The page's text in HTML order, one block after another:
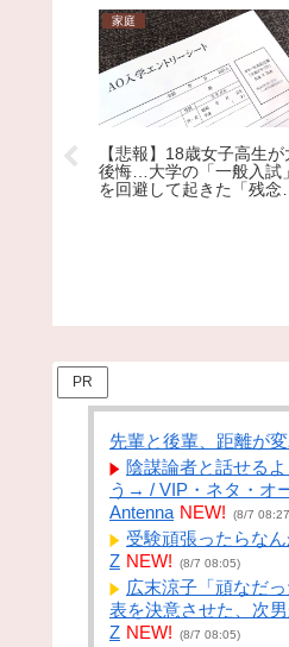
家庭
【悲報】18歳女子高生が
後悔…大学の「一般入試」
を回避して起きた「残念
PR
先輩と後輩、距離が
陰謀論者と話せる
う→ / VIP・ネタ・オ
Antenna NEW! (8/7
受験頑張ったらな
Z NEW! (8/7 08:05)
広末涼子「頑なだ
表を決意させた、次
Z NEW! (8/7 08:05)